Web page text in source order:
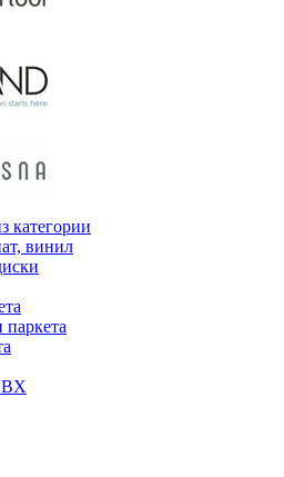
категории
винил
паркета